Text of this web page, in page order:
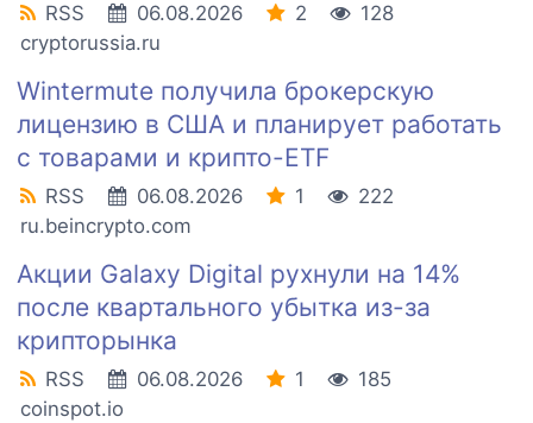
RSS 06.08.2026 2
128
cryptorussia.ru
Wintermute получила брокерскую
лицензию в США и планирует работать
с товарами и крипто-ETF
RSS 06.08.2026 1
222
ru.beincrypto.com
Акции Galaxy Digital рухнули на 14%
после квартального убытка из-за
крипторынка
RSS 06.08.2026 1
185
coinspot.io